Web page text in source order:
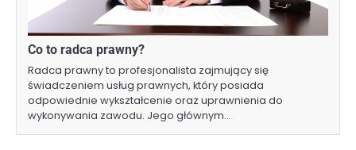
Co to radca prawny?
Radca prawny to profesjonalista zajmujący się
świadczeniem usług prawnych, który posiada
odpowiednie wykształcenie oraz uprawnienia do
wykonywania zawodu. Jego głównym…